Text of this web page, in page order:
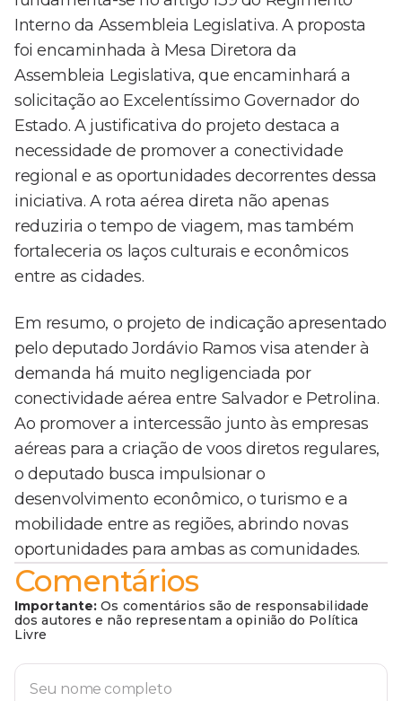
Interno da Assembleia Legislativa. A proposta
foi encaminhada à Mesa Diretora da
Assembleia Legislativa, que encaminhará a
solicitação ao Excelentíssimo Governador do
Estado. A justificativa do projeto destaca a
necessidade de promover a conectividade
regional e as oportunidades decorrentes dessa
iniciativa. A rota aérea direta não apenas
reduziria o tempo de viagem, mas também
fortaleceria os laços culturais e econômicos
entre as cidades.
Em resumo, o projeto de indicação apresentado
pelo deputado Jordávio Ramos visa atender à
demanda há muito negligenciada por
conectividade aérea entre Salvador e Petrolina.
Ao promover a intercessão junto às empresas
aéreas para a criação de voos diretos regulares,
o deputado busca impulsionar o
desenvolvimento econômico, o turismo e a
mobilidade entre as regiões, abrindo novas
oportunidades para ambas as comunidades.
Comentários
Importante: Os comentários são de responsabilidade
dos autores e não representam a opinião do Política
Livre